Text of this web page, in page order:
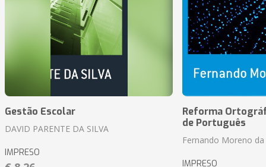
Gestão Escolar
DAVID PARENTE DA SILVA
IMPRESO
Reforma
de Português
Fernando Moreno da
IMPRESO